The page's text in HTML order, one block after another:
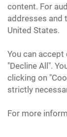
content. For
addresses and
United States.
You can
"Decline All".
clicking on
strictly
For more